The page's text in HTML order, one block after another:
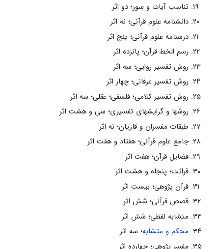
تناسب آيات و سور؛ دو اثر
دانشنامه علوم قرآنى؛ نه اثر
درسنامه علوم قرآنى؛ پنج اثر
رسم الخط قرآن؛ پانزده اثر
روش تفسير روايى؛ سه اثر
روش تفسير عرفانى؛ چهار اثر
روش تفسير كلامى؛ فلسفى؛ عقلى؛ سه اثر
روشها و گرايشهاى تفسيرى؛ سى و هشت اثر
طبقات مفسران و قاريان؛ نه اثر
جامع علوم قرآنى؛ هفتاد و هفت اثر
فضايل قرآن؛ هفت اثر
قرائت؛ پنجاه و هشت اثر
قرآن پژوهى؛ بيست اثر
قصص قرآنى؛ شش اثر
متشابه لفظى؛ شش اثر
محكم و متشابه؛ سه اثر
مفسر پژوهى؛ چهارده اثر